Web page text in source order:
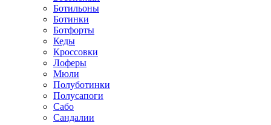
Ботильоны
Ботинки
Ботфорты
Кеды
Кроссовки
Лоферы
Мюли
Полуботинки
Полусапоги
Сабо
Сандалии